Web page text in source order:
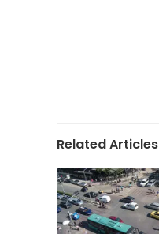
Related Articles